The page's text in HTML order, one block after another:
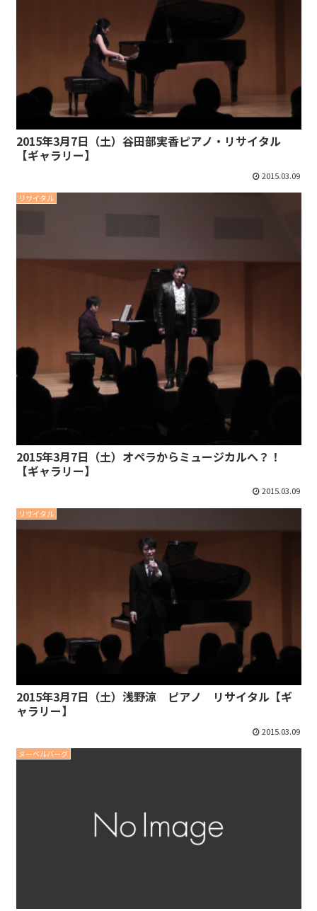
2015年3月7日（土）谷田部実香ピアノ・リサイタル
【ギャラリー】
2015.03.09
リサイタル
2015年3月7日（土）オペラからミュージカルへ？！
【ギャラリー】
2015.03.09
リサイタル
2015年3月7日（土）浅野涼 ピアノ リサイタル【ギ
ャラリー】
2015.03.09
ヌーベルバーグ